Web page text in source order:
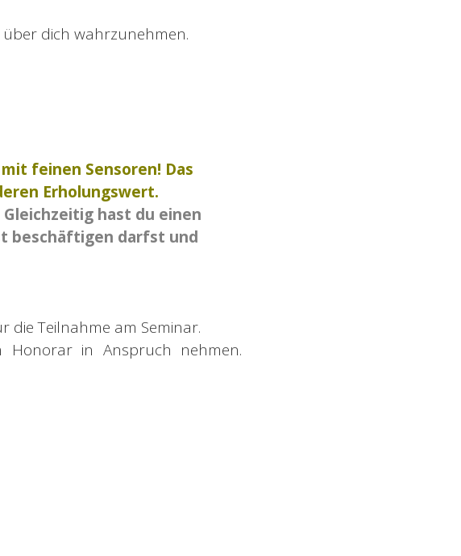
dich wahrzunehmen.
feinen Sensoren! Das
Erholungswert.
hast du einen
beschäftigen darfst und
die Teilnahme am Seminar.
Honorar in Anspruch nehmen.